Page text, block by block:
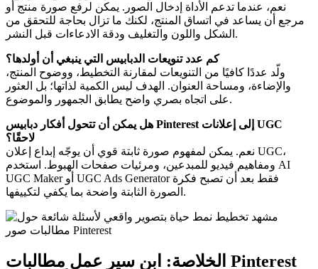
نعم، عندما تدعم الأداة إدخال الصور. يمكن لرفع صورة منتج أو
مرجع أن يساعد في اتساق المنتج، لكنك ما تزال بحاجة للتحقق من
الشكل واللون والتغليف ودقة الادعاءات قبل النشر.
كم عدد تنويعات الدبابيس التي ينبغي أن أولدها؟
ولّد عددًا كافيًا من التنويعات لمقارنة التخطيط، ووضوح المنتج،
والإضاءة، ومساحة العنوان. الهدف ليس الكمية لذاتها؛ بل العثور
على اتجاه بصري واضح يطابق الجمهور والموضوع.
هل يمكن أن تتحول أفكار دبابيس Pinterest إلى إعلانات UGC
لاحقًا؟
نعم. يمكن لمفهوم صورة ثابتة قوي أن يوجّه إبداع إعلان UGC،
ومفاهيم فيديو للمبدعين، ومرئيات صفحات الهبوط. استخدم AI
UGC Maker أو UGC Ads Generator فقط بعد أن تصبح فكرة
الصورة الثابتة واضحة بما يكفي لتكييفها.
الخلاصة: ابنِ سير عمل مطالبات Pinterest